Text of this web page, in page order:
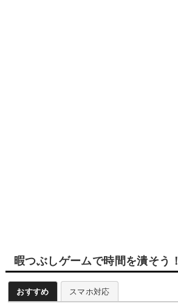
暇つぶしゲームで時間を潰そう！
おすすめ スマホ対応